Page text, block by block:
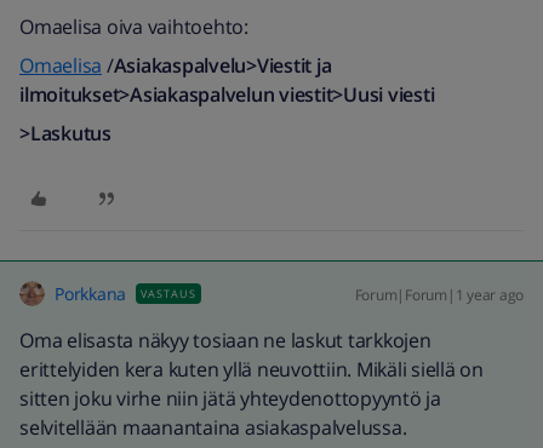
Omaelisa oiva vaihtoehto:
Omaelisa /Asiakaspalvelu>Viestit ja
ilmoitukset>Asiakaspalvelun viestit>Uusi viesti
>Laskutus
Porkkana VASTAUS Forum|Forum|1 year ago
Oma elisasta näkyy tosiaan ne laskut tarkkojen
erittelyiden kera kuten yllä neuvottiin. Mikäli siellä on
sitten joku virhe niin jätä yhteydenottopyyntö ja
selvitellään maanantaina asiakaspalvelussa.